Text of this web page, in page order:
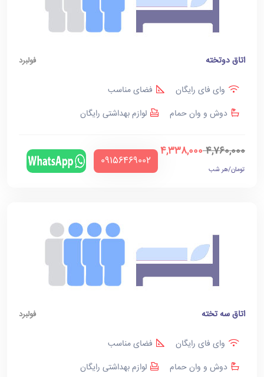
اتاق دوتخته فولبرد
وای فای رایگان
فضای مناسب
دوش و وان حمام
لوازم بهداشتی رایگان
4,760,000
4,338,000
تومان/هر شب
‪09156469002‬
اتاق سه تخته فولبرد
وای فای رایگان
فضای مناسب
دوش و وان حمام
لوازم بهداشتی رایگان